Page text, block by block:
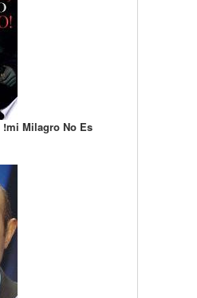
!mi Milagro No Es